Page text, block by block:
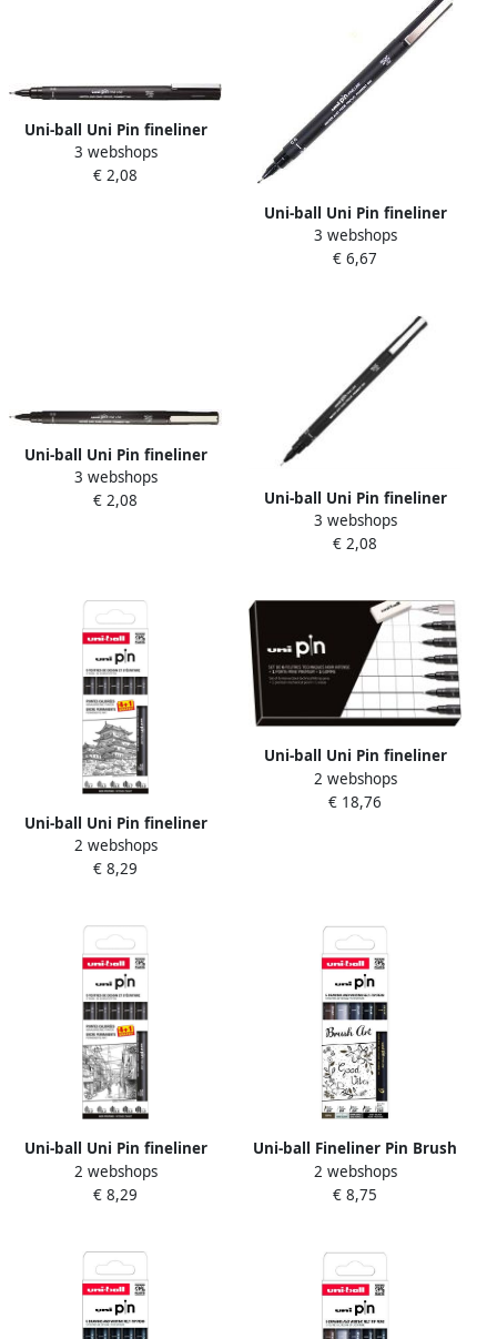
Uni-ball Uni Pin fineliner
ronde punt 0 9 mm zwart
3 webshops
€ 2,08
Uni-ball Uni Pin fineliner
ronde punt 0 6 mm zwart
3 webshops
€ 6,67
Uni-ball Uni Pin fineliner
ronde punt 0 5 mm zwart
3 webshops
€ 2,08
Uni-ball Uni Pin fineliner
ronde punt 0 2 mm zwart
3 webshops
€ 2,08
Uni-ball Uni Pin fineliner
gekalibreerde punten zwart
0 1-0 3-0 5-0 7-0 9 mm
2 webshops
€ 8,29
Uni-ball Uni Pin fineliner
ronde punt zwart doos van
6 stiften + vulpotlood en
2 webshops
€ 18,76
Uni-ball Uni Pin fineliner
gekalibreerde punten zwart
0 2-0 4-0 6-0 8-1 0 mm
2 webshops
€ 8,29
Uni-ball Fineliner Pin Brush
Art set Ã 5 stuks assorti
2 webshops
€ 8,75